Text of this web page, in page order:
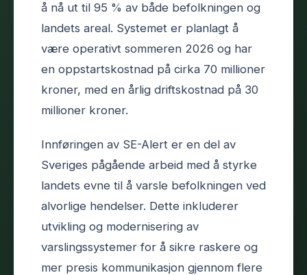
å nå ut til 95 % av både befolkningen og
landets areal. Systemet er planlagt å
være operativt sommeren 2026 og har
en oppstartskostnad på cirka 70 millioner
kroner, med en årlig driftskostnad på 30
millioner kroner.
Innføringen av SE-Alert er en del av
Sveriges pågående arbeid med å styrke
landets evne til å varsle befolkningen ved
alvorlige hendelser. Dette inkluderer
utvikling og modernisering av
varslingssystemer for å sikre raskere og
mer presis kommunikasjon gjennom flere